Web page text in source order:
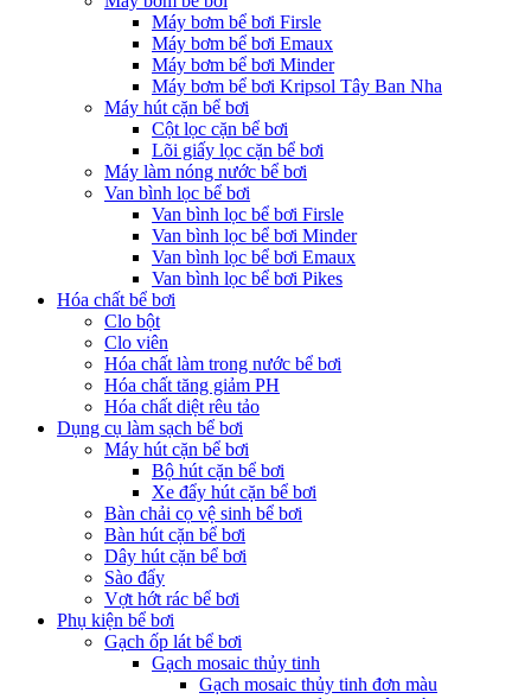
Máy bơm bể bơi Firsle
Máy bơm bể bơi Emaux
Máy bơm bể bơi Minder
Máy bơm bể bơi Kripsol Tây Ban Nha
Máy hút cặn bể bơi
Cột lọc cặn bể bơi
Lõi giấy lọc cặn bể bơi
Máy làm nóng nước bể bơi
Van bình lọc bể bơi
Van bình lọc bể bơi Firsle
Van bình lọc bể bơi Minder
Van bình lọc bể bơi Emaux
Van bình lọc bể bơi Pikes
Hóa chất bể bơi
Clo bột
Clo viên
Hóa chất làm trong nước bể bơi
Hóa chất tăng giảm PH
Hóa chất diệt rêu tảo
Dụng cụ làm sạch bể bơi
Máy hút cặn bể bơi
Bộ hút cặn bể bơi
Xe đẩy hút cặn bể bơi
Bàn chải cọ vệ sinh bể bơi
Bàn hút cặn bể bơi
Dây hút cặn bể bơi
Sào đẩy
Vợt hớt rác bể bơi
Phụ kiện bể bơi
Gạch ốp lát bể bơi
Gạch mosaic thủy tinh
Gạch mosaic thủy tinh đơn màu